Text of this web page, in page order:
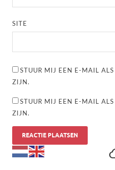
SITE
STUUR MIJ EEN E-MAIL
ZIJN.
STUUR MIJ EEN E-MAIL
ZIJN.